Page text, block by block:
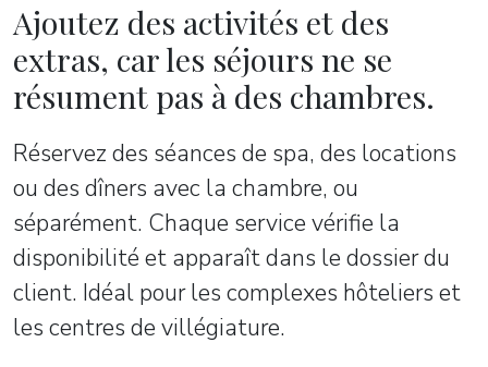
Ajoutez des activités et des
extras, car les séjours ne se
résument pas à des chambres.
Réservez des séances de spa, des locations
ou des dîners avec la chambre, ou
séparément. Chaque service vérifie la
disponibilité et apparaît dans le dossier du
client. Idéal pour les complexes hôteliers et
les centres de villégiature.